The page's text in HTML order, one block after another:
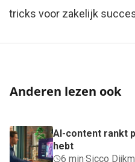
tricks voor zakelijk
Anderen lezen ook
AI-content rankt
hebt
6 min·Sicco